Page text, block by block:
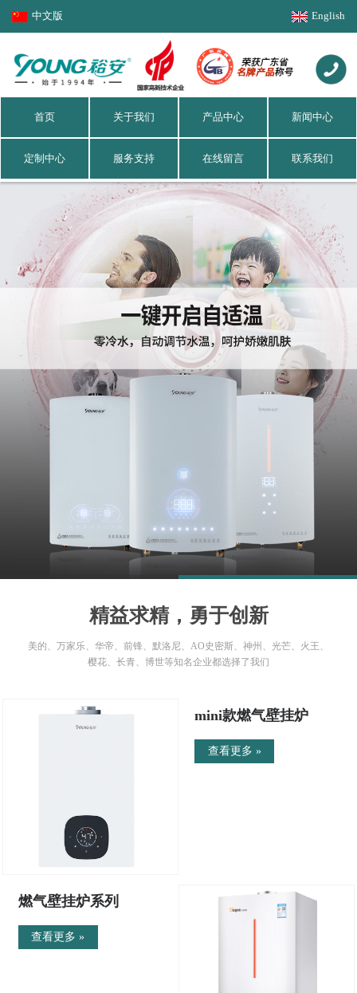
中文版 English
首页 关于我们 产品中心 新闻中心
定制中心 服务支持 在线留言 联系我们
精益求精，勇于创新
美的、万家乐、华帝、前锋、默洛尼、AO史密斯、神州、光芒、火王、
樱花、长青、博世等知名企业都选择了我们
mini款燃气壁挂炉
查看更多 »
燃气壁挂炉系列
查看更多 »